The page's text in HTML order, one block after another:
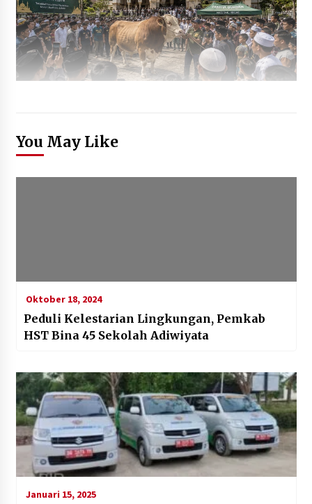
You May Like
Oktober 18, 2024
Peduli Kelestarian Lingkungan, Pemkab
HST Bina 45 Sekolah Adiwiyata
Januari 15, 2025